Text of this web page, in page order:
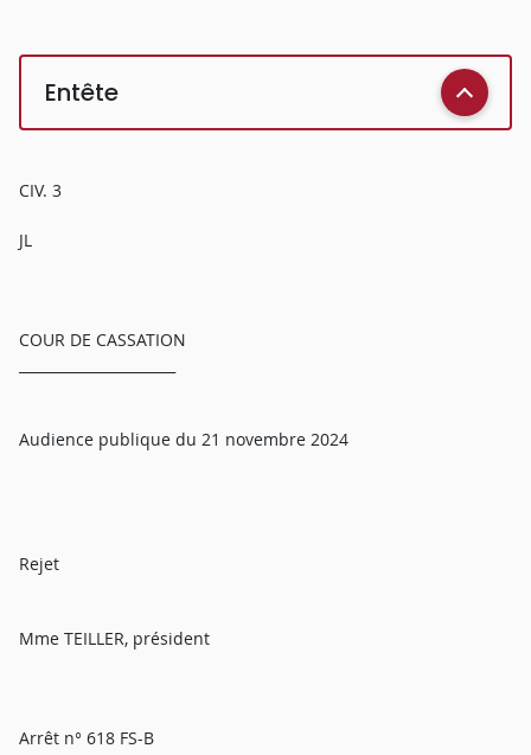
Entête
CIV. 3
JL
COUR DE CASSATION
Audience publique du 21 novembre 2024
Rejet
Mme TEILLER, président
Arrêt n° 618 FS-B